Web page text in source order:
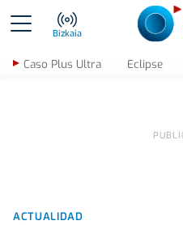
Bizkaia
Caso Plus Ultra Eclipse
ACTUALIDAD